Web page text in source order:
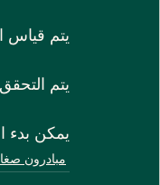
يتم قياس
يتم
يمكن بدء
مبادرون